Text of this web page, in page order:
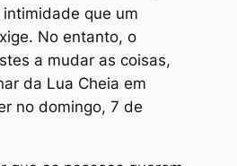
que um
No entanto, o
a mudar as coisas,
da Lua Cheia em
no domingo, 7 de